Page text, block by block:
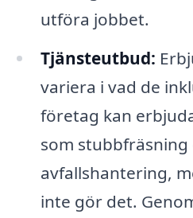
utföra jobbet.
Tjänsteutbud:
variera i vad de
företag kan
som stubbfräsning
avfallshantering,
inte gör det.